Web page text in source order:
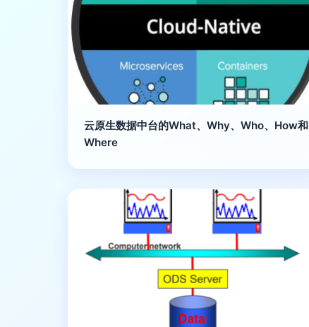
云原生数据中台的What、Why、Who、How和
Where